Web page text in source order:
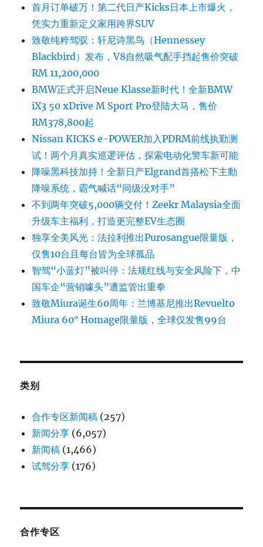
首月订单破万！第二代日产Kicks日本上市爆火，
凭实力重新定义家用跨界SUV
致敬纯粹驾驭：轩尼诗黑鸟（Hennessey
Blackbird）发布，V8自然吸气配手挡起售价突破
RM 11,200,000
BMW正式开启Neue Klasse新时代！全新BMW
iX3 50 xDrive M Sport Pro登陆大马，售价
RM378,800起
Nissan KICKS e-POWER加入PDRM前线执勤测
试！两个月真实巡逻评估，探索电动化警车新可能
降噪黑科技加持！全新日产Elgrand首搭松下主動
降噪系统，霸气喊话“同级没对手”
不到两年突破5,000辆交付！Zeekr Malaysia全面
升级车主福利，打造更完整EV生态圈
独享全美风光：法拉利推出Purosangue限量版，
仅售10台且每台皆为全球孤品
智驾“小蓝灯”被叫停：法规红线与安全风险下，中
国车企“营销噱头”遭监管出重拳
致敬Miura诞生60周年：兰博基尼推出Revuelto
Miura 60° Homage限量版，全球仅发售99台
类别
合作专区新闻稿 (257)
新闻分享 (6,057)
新闻稿 (1,466)
试驾分享 (176)
合作专区